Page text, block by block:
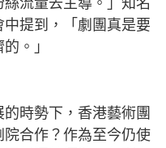
流量去主導。」知名
提到，「劇團真是要
。」
時勢下，香港藝術團
合作？作為至今仍使